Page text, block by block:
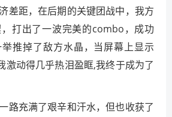
差距，在后期的关键团战中，我方
打出了一波完美的combo，成功
推掉了敌方水晶，当屏幕上显示
激动得几乎热泪盈眶,我终于成为了
路充满了艰辛和汗水，但也收获了